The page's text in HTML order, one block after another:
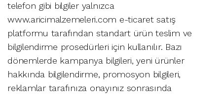
telefon gibi bilgiler yalnızca
www.aricimalzemeleri.com e-ticaret satış
platformu tarafından standart ürün teslim ve
bilgilendirme prosedürleri için kullanılır. Bazı
dönemlerde kampanya bilgileri, yeni ürünler
hakkında bilgilendirme, promosyon bilgileri,
reklamlar tarafınıza onayınız sonrasında